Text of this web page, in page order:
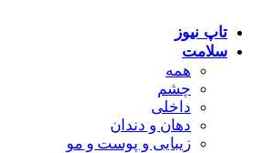
تاپ نیوز
سلامت
همه
چشم
داخلی
دهان و دندان
زیبایی و پوست و مو